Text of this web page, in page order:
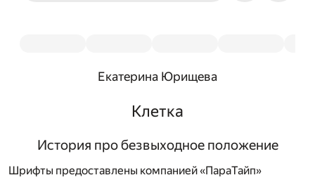
Екатерина Юрищева
Клетка
История про безвыходное положение
Шрифты предоставлены компанией «ПараТайп»